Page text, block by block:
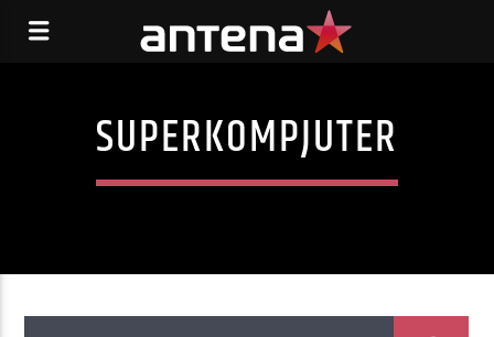
SUPERKOMPJUTER